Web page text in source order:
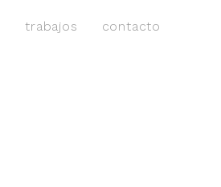
trabajos contacto